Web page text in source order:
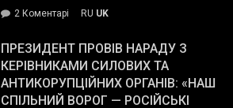
The
Street
Journal.
2 Коментарі
Південному
працівникам
ОПЗ
з
RU UK
ПРЕЗИДЕНТ ПРОВІВ НАРАДУ З
КЕРІВНИКАМИ СИЛОВИХ ТА
АНТИКОРУПЦІЙНИХ ОРГАНІВ: «НАШ
СПІЛЬНИЙ ВОРОГ — РОСІЙСЬКІ